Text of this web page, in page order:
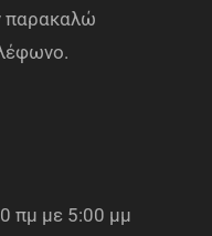
παρακαλώ
πμ με 5:00 μμ